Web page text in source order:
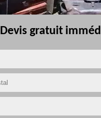
Devis gratuit